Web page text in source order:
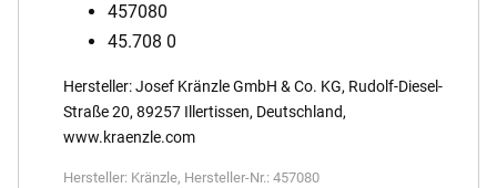
457080
45.708 0
Hersteller: Josef Kränzle GmbH & Co. KG, Rudolf-Diesel-
Straße 20, 89257 Illertissen, Deutschland,
www.kraenzle.com
Hersteller: Kränzle, Hersteller-Nr.: 457080